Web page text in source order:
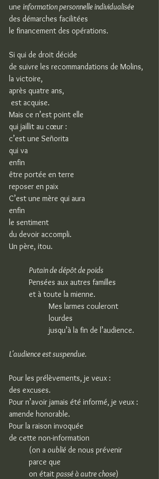
une information personnelle individualisée
des démarches facilitées
le financement des opérations.
Si qui de droit décide
de suivre les recommandations de Molins,
la victoire,
après quatre ans,
est acquise.
Mais ce n’est point elle
qui jaillit au cœur :
c’est une Señorita
qui va
enfin
être portée en terre
reposer en paix
C’est une mère qui aura
enfin
le sentiment
du devoir accompli.
Un père, itou.
Putain de dépôt de poids
Pensées aux autres familles
et à toute la mienne.
Mes larmes couleront
lourdes
jusqu’à la fin de l’audience.
L'audience est suspendue.
Pour les prélèvements, je veux :
des excuses.
Pour n’avoir jamais été informé, je veux :
amende honorable.
Pour la raison invoquée
de cette non-information
(on a oublié de nous prévenir
parce que
on était passé à autre chose)